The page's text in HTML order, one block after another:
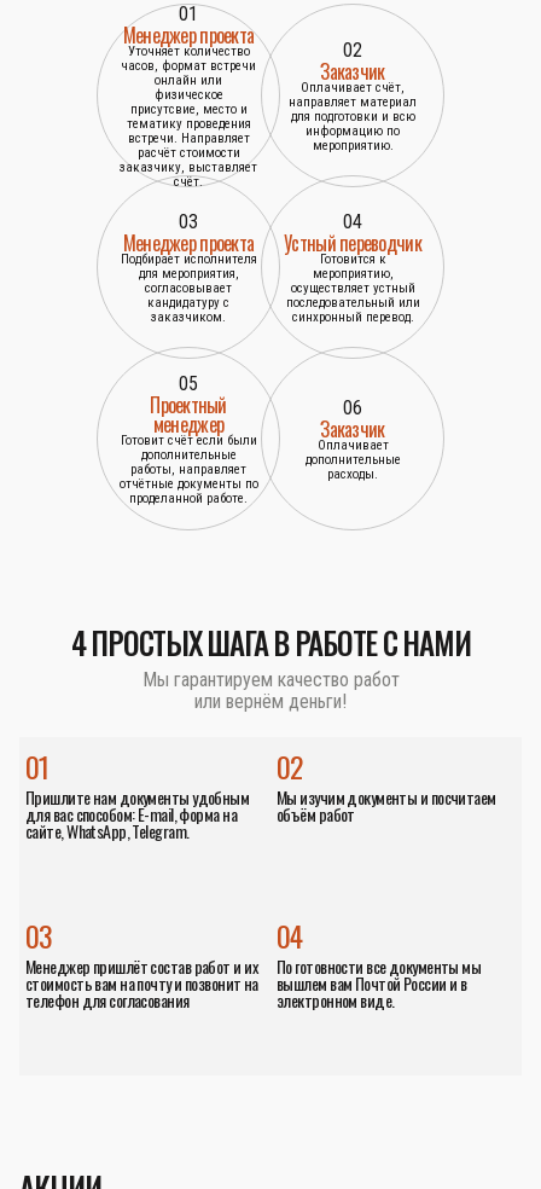
01
Менеджер проекта
Уточняет количество
часов, формат встречи
онлайн или
физическое
присутсвие, место и
тематику проведения
встречи. Направляет
расчёт стоимости
заказчику, выставляет
счёт.
02
Заказчик
Оплачивает счёт,
направляет материал
для подготовки и всю
информацию по
мероприятию.
03
Менеджер проекта
Подбирает исполнителя
для мероприятия,
согласовывает
кандидатуру с
заказчиком.
04
Устный переводчик
Готовится к
мероприятию,
осуществляет устный
последовательный или
синхронный перевод.
05
Проектный
менеджер
Готовит счёт если были
дополнительные
работы, направляет
отчётные документы по
проделанной работе.
06
Заказчик
Оплачивает
дополнительные
расходы.
4 ПРОСТЫХ ШАГА В РАБОТЕ С НАМИ
Мы гарантируем качество работ
или вернём деньги!
01
Пришлите нам документы удобным
для вас способом: E-mail, форма на
сайте, WhatsApp, Telegram.
02
Мы изучим документы и посчитаем
объём работ
04
По готовности все документы мы
вышлем вам Почтой России и в
электронном виде.
03
Менеджер пришлёт состав работ и их
стоимость вам на почту и позвонит на
телефон для согласования